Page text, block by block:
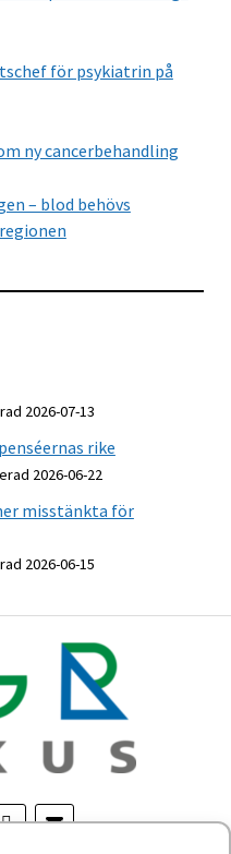
för psykiatrin på
ny cancerbehandling
– blod behövs
2026-07-13
rike
2026-06-22
misstänkta för
2026-06-15